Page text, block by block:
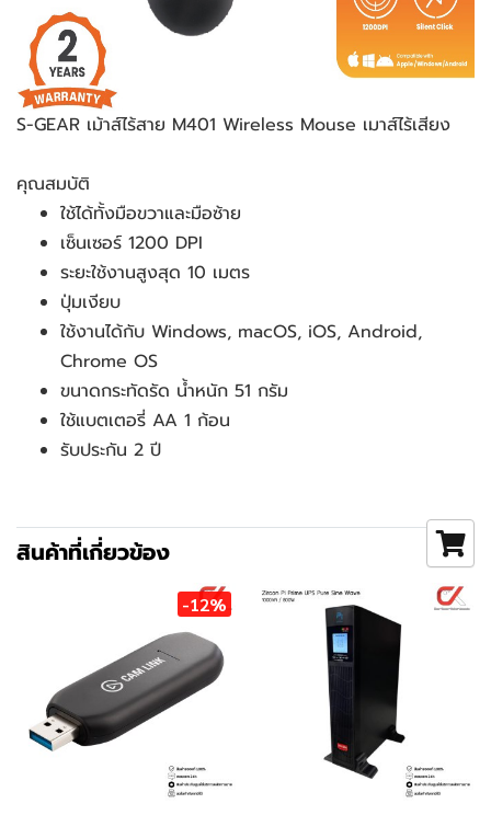
S-GEAR เม้าส์ไร้สาย M401 Wireless Mouse เมาส์ไร้เสียง
คุณสมบัติ
ใช้ได้ทั้งมือขวาและมือซ้าย
เซ็นเซอร์ 1200 DPI
ระยะใช้งานสูงสุด 10 เมตร
ปุ่มเงียบ
ใช้งานได้กับ Windows, macOS, iOS, Android,
Chrome OS
ขนาดกระทัดรัด น้ำหนัก 51 กรัม
ใช้แบตเตอรี่ AA 1 ก้อน
รับประกัน 2 ปี
สินค้าที่เกี่ยวข้อง
-12%